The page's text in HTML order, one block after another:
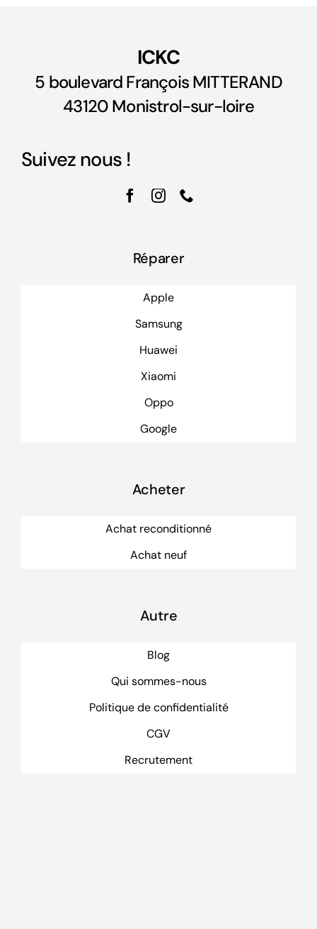
ICKC
5 boulevard François MITTERAND
43120 Monistrol-sur-loire
Suivez nous !
Réparer
Apple
Samsung
Huawei
Xiaomi
Oppo
Google
Acheter
Achat reconditionné
Achat neuf
Autre
Blog
Qui sommes-nous
Politique de confidentialité
CGV
Recrutement